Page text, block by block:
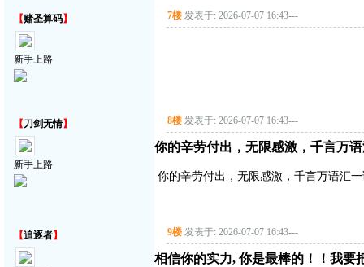
【赌圣算码】
新手上路
7楼 发表于: 2026-07-07 16:43---
【刀剑无情】
新手上路
8楼 发表于: 2026-07-07 16:43---
你的辛劳付出，无限感激，千言万
你的辛劳付出，无限感激，千言万语汇
【追逐者】 9楼 发表于: 2026-07-07 16:43---
相信你的实力, 你是最棒的！！我要